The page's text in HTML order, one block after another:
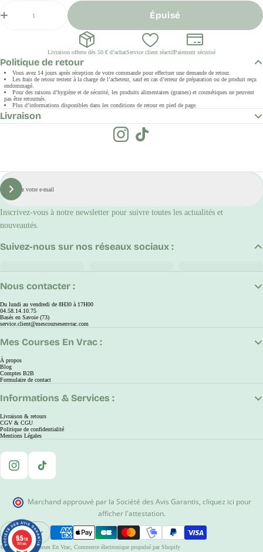
Épuisé
Livraison offerte dès 50 € d’achatService client réactifPaiement sécurisé
Politique de retour
Vous avez 14 jours après réception de votre commande pour effectuer une demande de retour.
Les frais de retour restent à la charge de l’acheteur, sauf en cas d’erreur de préparation ou de produit reçu
endommagé.
Pour des raisons d’hygiène et de sécurité, les produits alimentaires (graines) et cosmétiques ne peuvent
pas être retournés.
Plus d’informations disponibles dans les conditions de retour en pied de page.
Livraison
E-
mail
S'inscrire
Inscrivez-vous à notre newsletter pour suivre toutes les actualités et
nouveautés.
Nous contacter :
Du lundi au vendredi de 8H30 à 17H00
04.58.14.10.75
Basés en Savoie (73)
service.client@mescoursesenvrac.com
Mes Courses En Vrac :
À propos
Blog
Comptes B2B
Formulaire de contact
Informations & Services :
Livraison & retours
CGV & CGU
Politique de confidentialité
Mentions Légales
Suivez-nous sur nos réseaux sociaux :
Instagram
TikTok
Marchand approuvé par la Société des Avis Garantis, cliquez ici pour
afficher l'attestation.
Ouvrir Le Sélecteur De Région Et De Langue
EUR
© 2026Mes Courses En Vrac Commerce électronique propulsé par Shopify
9.5/10
780 avis
9.5/10
780 avis